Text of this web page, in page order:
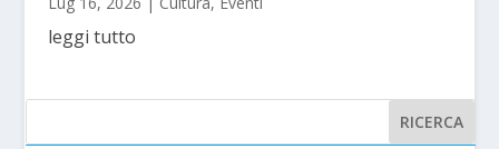
leggi tutto